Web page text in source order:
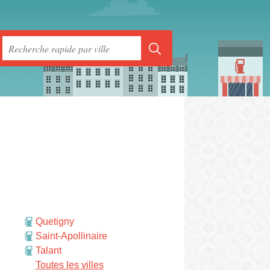
Quetigny
Saint-Apollinaire
Talant
Toutes les villes